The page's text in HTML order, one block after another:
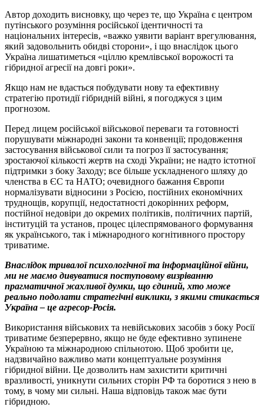
Автор доходить висновку, що через те, що Україна є центром
путінського розуміння російської ідентичності та
національних інтересів, «важко уявити варіант врегулювання,
який задовольнить обидві сторони», і що внаслідок цього
Україна лишатиметься «ціллю кремлівської ворожості та
гібридної агресії на довгі роки».
Якщо нам не вдасться побудувати нову та ефективну
стратегію протидії гібридній війні, я погоджуся з цим
прогнозом.
Перед лицем російської військової переваги та готовності
порушувати міжнародні закони та конвенції; продовження
застосування військової сили та погроз її застосування;
зростаючої кількості жертв на сході України; не надто істотної
підтримки з боку Заходу; все більше ускладненого шляху до
членства в ЄС та НАТО; очевидного бажання Європи
нормалізувати відносини з Росією, постійних економічних
труднощів, корупції, недостатності докорінних реформ,
постійної недовіри до окремих політиків, політичних партій,
інституцій та установ, процес цілеспрямованого формування
як українського, так і міжнародного когнітивного простору
триватиме.
Внаслідок тривалої психологічної та інформаційної війни,
ми не маємо дивуватися поступовому визріванню
прагматичної жахливої думки, що єдиний, хто може
реально подолати стратегічні виклики, з якими стикається
Україна – це агресор-Росія.
Використання військових та невійськових засобів з боку Росії
триватиме безперервно, якщо не буде ефективно зупинене
Україною та міжнародною спільнотою. Щоб зробити це,
надзвичайно важливо мати концептуальне розуміння
гібридної війни. Це дозволить нам захистити критичні
вразливості, уникнути сильних сторін РФ та боротися з нею в
тому, в чому ми сильні. Наша відповідь також має бути
гібридною.